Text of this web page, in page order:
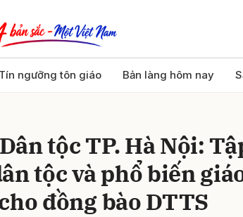
Tín ngưỡng tôn giáo Bản làng hôm nay
tộc TP. Hà Nội:
tộc và phổ biến
đồng bào DTTS
Gửi bình luận